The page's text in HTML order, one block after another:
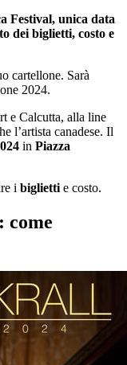
Festival, unica data
dei biglietti, costo e
cartellone. Sarà
2024.
e Calcutta, alla line
l’artista canadese. Il
in Piazza
i biglietti e costo.
come